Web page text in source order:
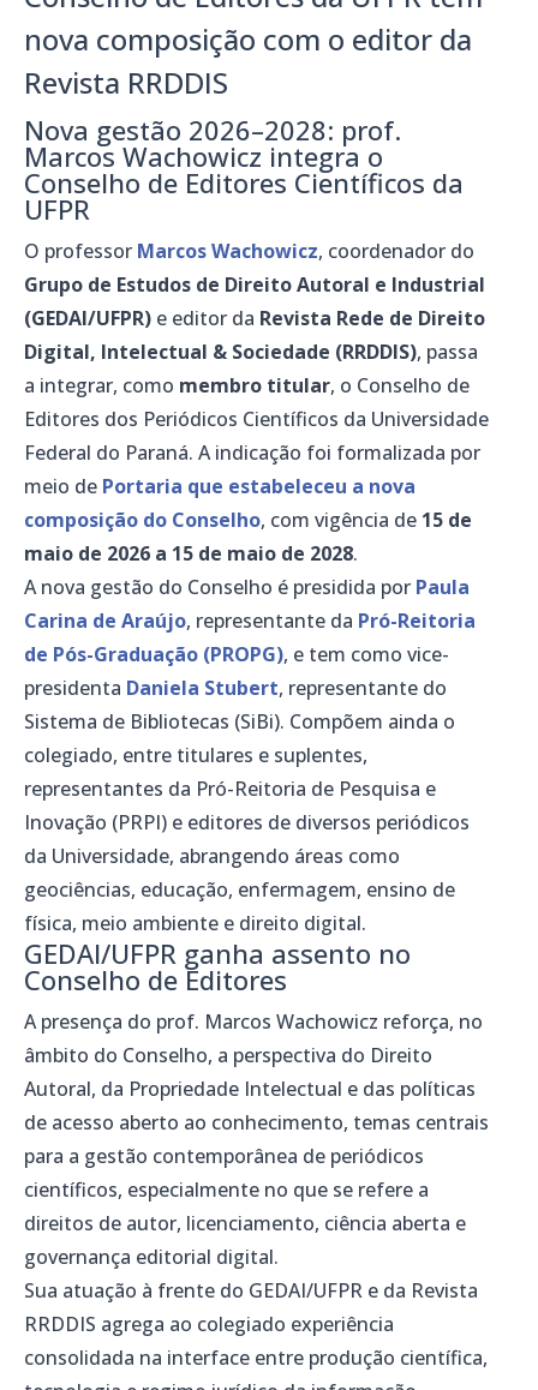
nova composição com o editor da
Revista RRDDIS
Nova gestão 2026–2028: prof.
Marcos Wachowicz integra o
Conselho de Editores Científicos da
UFPR
O professor Marcos Wachowicz, coordenador do
Grupo de Estudos de Direito Autoral e Industrial
(GEDAI/UFPR) e editor da Revista Rede de Direito
Digital, Intelectual & Sociedade (RRDDIS), passa
a integrar, como membro titular, o Conselho de
Editores dos Periódicos Científicos da Universidade
Federal do Paraná. A indicação foi formalizada por
meio de Portaria que estabeleceu a nova
composição do Conselho, com vigência de 15 de
maio de 2026 a 15 de maio de 2028.
A nova gestão do Conselho é presidida por Paula
Carina de Araújo, representante da Pró-Reitoria
de Pós-Graduação (PROPG), e tem como vice-
presidenta Daniela Stubert, representante do
Sistema de Bibliotecas (SiBi). Compõem ainda o
colegiado, entre titulares e suplentes,
representantes da Pró-Reitoria de Pesquisa e
Inovação (PRPI) e editores de diversos periódicos
da Universidade, abrangendo áreas como
geociências, educação, enfermagem, ensino de
física, meio ambiente e direito digital.
GEDAI/UFPR ganha assento no
Conselho de Editores
A presença do prof. Marcos Wachowicz reforça, no
âmbito do Conselho, a perspectiva do Direito
Autoral, da Propriedade Intelectual e das políticas
de acesso aberto ao conhecimento, temas centrais
para a gestão contemporânea de periódicos
científicos, especialmente no que se refere a
direitos de autor, licenciamento, ciência aberta e
governança editorial digital.
Sua atuação à frente do GEDAI/UFPR e da Revista
RRDDIS agrega ao colegiado experiência
consolidada na interface entre produção científica,